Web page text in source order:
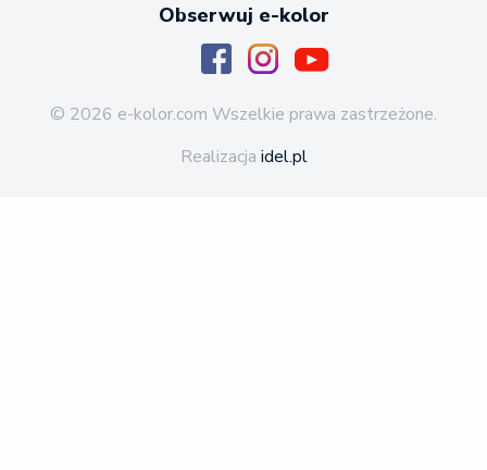
Obserwuj e-kolor
© 2026 e-kolor.com Wszelkie prawa zastrzeżone.
Realizacja idel.pl